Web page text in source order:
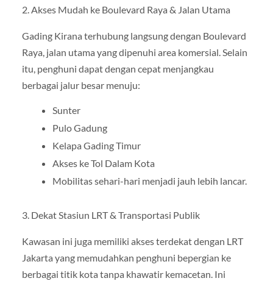
2. Akses Mudah ke Boulevard Raya & Jalan Utama
Gading Kirana terhubung langsung dengan Boulevard
Raya, jalan utama yang dipenuhi area komersial. Selain
itu, penghuni dapat dengan cepat menjangkau
berbagai jalur besar menuju:
Sunter
Pulo Gadung
Kelapa Gading Timur
Akses ke Tol Dalam Kota
Mobilitas sehari-hari menjadi jauh lebih lancar.
3. Dekat Stasiun LRT & Transportasi Publik
Kawasan ini juga memiliki akses terdekat dengan LRT
Jakarta yang memudahkan penghuni bepergian ke
berbagai titik kota tanpa khawatir kemacetan. Ini